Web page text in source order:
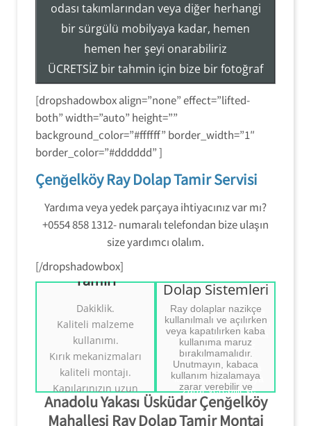
odası takımlarından veya diğer herhangi
bir sürgülü mobilyaya kadar, hemen
hemen her şeyi onarabiliriz
ÜCRETSİZ bir tahmin için bize bir fotoğraf
gönderin veya hizmetlerimiz hakkında
daha fazla bilgi edinmek için (554) 858-
1312 numaralı telefondan bizi arayın.
Ray Dolap Mekanizma Sistemleri Tamir Montaj
Servisi
[dropshadowbox align=”none” effect=”lifted-
both” width=”auto” height=””
background_color=”#ffffff” border_width=”1″
border_color=”#dddddd” ]
Çenğelköy Ray Dolap Tamir Servisi
Yardıma veya yedek parçaya ihtiyacınız var mı?
+0554 858 1312- numaralı telefondan bize ulaşın
size yardımcı olalım.
[/dropshadowbox]
Üsküdar Ray
Dolap
Mekanizmaları
Tamiri
Dakiklik.
Kaliteli malzeme
kullanımı.
Kırık mekanizmaları
kaliteli montajı.
Kapılarınızın uzun
ömürlü olması için
doğru kullanım
Üsküdar Ray
Mekanizmaları
Tamiri
Ray Dolap
Sistemleri Tamiri.
Tezcan Usta
0554 858 1312
Dolap Sistemleri
Ray dolaplar nazikçe
kullanılmalı ve açılırken
veya kapatılırken kaba
kullanıma maruz
bırakılmamalıdır.
Unutmayın, kabaca
kullanım hizalamaya
zarar verebilir ve
mekanizmanın pistten
kaymasına neden olabilir.
Üsküdar Ray
Dolap Sistemleri
Tamiri
Ray Dolap Sistemleri
Tamiri.
((( Tezcan Usta )))
0554 858 1312
Anadolu Yakası Üsküdar Çenğelköy
Mahallesi Ray Dolap Tamir Montaj